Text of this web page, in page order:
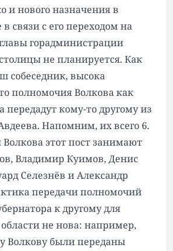
и нового назначения в
связи с его переходом на
горадминистрации
не планируется. Как
собеседник, высока
полномочия Волкова как
передадут кому-то другому из
Напомним, их всего 6.
этот пост занимают
Владимир Куимов, Денис
Селезнёв и Александр
передачи полномочий
к другому для
не нова: например,
Волкову были переданы